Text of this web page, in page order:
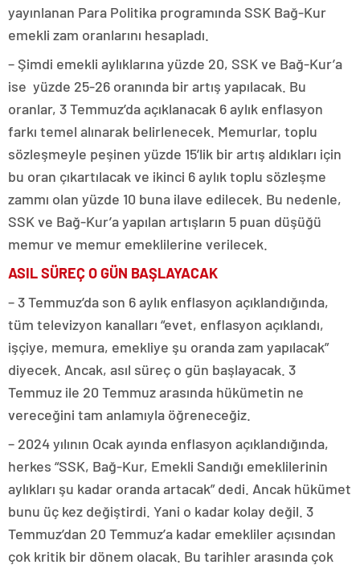
yayınlanan Para Politika programında SSK Bağ-Kur
emekli zam oranlarını hesapladı.
– Şimdi emekli aylıklarına yüzde 20, SSK ve Bağ-Kur’a
ise yüzde 25-26 oranında bir artış yapılacak. Bu
oranlar, 3 Temmuz’da açıklanacak 6 aylık enflasyon
farkı temel alınarak belirlenecek. Memurlar, toplu
sözleşmeyle peşinen yüzde 15’lik bir artış aldıkları için
bu oran çıkartılacak ve ikinci 6 aylık toplu sözleşme
zammı olan yüzde 10 buna ilave edilecek. Bu nedenle,
SSK ve Bağ-Kur’a yapılan artışların 5 puan düşüğü
memur ve memur emeklilerine verilecek.
ASIL SÜREÇ O GÜN BAŞLAYACAK
– 3 Temmuz’da son 6 aylık enflasyon açıklandığında,
tüm televizyon kanalları “evet, enflasyon açıklandı,
işçiye, memura, emekliye şu oranda zam yapılacak”
diyecek. Ancak, asıl süreç o gün başlayacak. 3
Temmuz ile 20 Temmuz arasında hükümetin ne
vereceğini tam anlamıyla öğreneceğiz.
– 2024 yılının Ocak ayında enflasyon açıklandığında,
herkes “SSK, Bağ-Kur, Emekli Sandığı emeklilerinin
aylıkları şu kadar oranda artacak” dedi. Ancak hükümet
bunu üç kez değiştirdi. Yani o kadar kolay değil. 3
Temmuz’dan 20 Temmuz’a kadar emekliler açısından
çok kritik bir dönem olacak. Bu tarihler arasında çok